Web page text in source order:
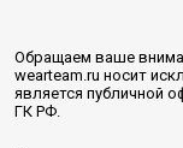
Обращаем ваше
wearteam.ru носит
является публичной
ГК РФ.